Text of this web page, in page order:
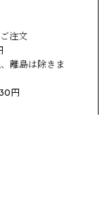
注文
離島は除きま
円